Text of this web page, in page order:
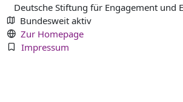
Deutsche Stiftung für Engagement und
Bundesweit aktiv
Zur Homepage
Impressum